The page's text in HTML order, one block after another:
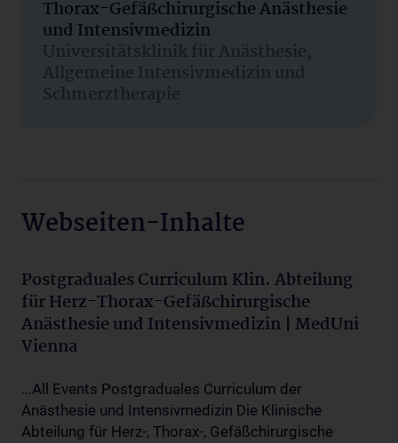
Thorax-Gefäßchirurgische Anästhesie
und Intensivmedizin
Universitätsklinik für Anästhesie,
Allgemeine Intensivmedizin und
Schmerztherapie
Webseiten-Inhalte
Postgraduales Curriculum Klin. Abteilung
für Herz-Thorax-Gefäßchirurgische
Anästhesie und Intensivmedizin | MedUni
Vienna
...All Events Postgraduales Curriculum der
Anästhesie und Intensivmedizin Die Klinische
Abteilung für Herz-, Thorax-, Gefäßchirurgische